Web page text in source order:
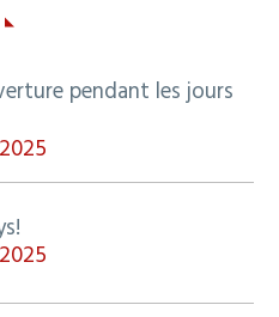
pendant les jours